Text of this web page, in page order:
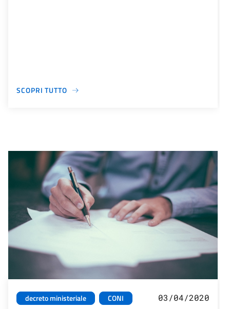
SCOPRI TUTTO
decreto ministeriale CONI 03/04/2020